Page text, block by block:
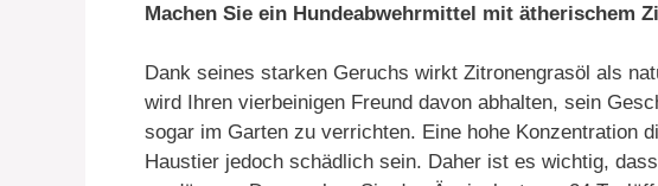
Machen Sie ein Hundeabwehrmittel mit ätherischem
Dank seines starken Geruchs wirkt Zitronengrasöl als
wird Ihren vierbeinigen Freund davon abhalten, sein
sogar im Garten zu verrichten. Eine hohe Konzentration
Haustier jedoch schädlich sein. Daher ist es wichtig,